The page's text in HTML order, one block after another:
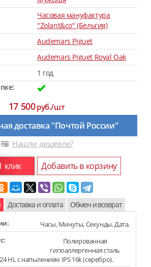
Часовая мануфактура
"Zolant&co" (Бельгия)
Audemars Piguet
Audemars Piguet Royal Oak
1 год
17 500руб./шт
доставка "Почтой России"
Нашли дешевле?
клик Добавить в корзину
Доставка и оплата Обмен и возврат
Часы, Минуты, Секунды, Дата.
Полированная
гипоаллергенная сталь
HL с напылением IPS 16k (серебро).